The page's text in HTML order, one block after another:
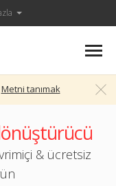
Metni tanımak
& ücretsiz